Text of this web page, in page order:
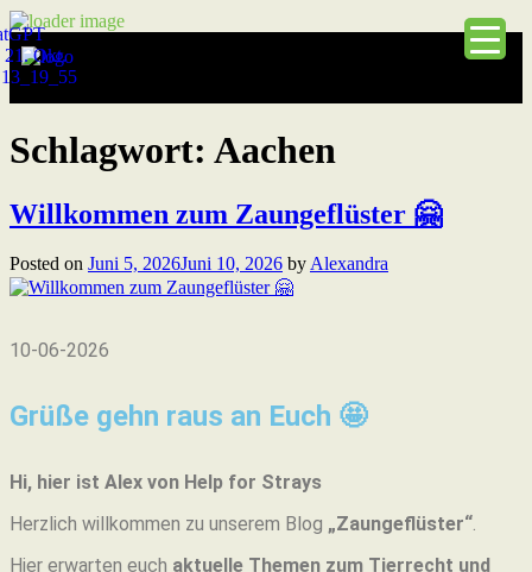
Schlagwort: Aachen
Willkommen zum Zaungeflüster 🤗
Posted on Juni 5, 2026Juni 10, 2026 byAlexandra
10-06-2026
Grüße gehn raus an Euch 🤩
Hi, hier ist Alex von Help for Strays
Herzlich willkommen zu unserem Blog „Zaungeflüster“
Hier erwarten euch aktuelle Themen zum Tierrecht und